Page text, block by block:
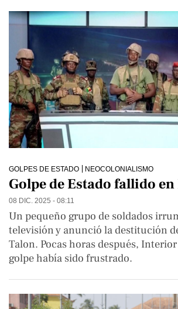
GOLPES DE ESTADO NEOCOLONIALISMO
Golpe de Estado fallido
08 DIC. 2025 - 08:11
Un pequeño grupo de soldados
televisión y anunció la destitución
Talon. Pocas horas después,
golpe había sido frustrado.